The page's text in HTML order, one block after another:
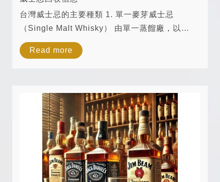
台灣威士忌的主要種類 1. 單一麥芽威士忌
（Single Malt Whisky） 由單一蒸餾廠，以
100% 麥芽大麥製成。 風味細緻，具有水果香
氣、焦糖、堅果、橡木等層次。 代表品牌： 噶瑪
Read more